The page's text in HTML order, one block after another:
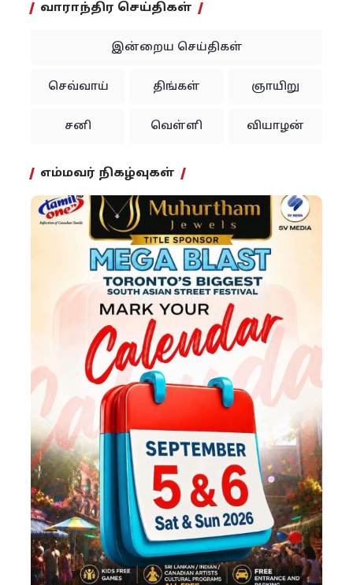
வாராந்திர செய்திகள்
இன்றைய செய்திகள்
செவ்வாய் திங்கள் ஞாயிறு
சனி வெள்ளி வியாழன்
எம்மவர் நிகழ்வுகள்